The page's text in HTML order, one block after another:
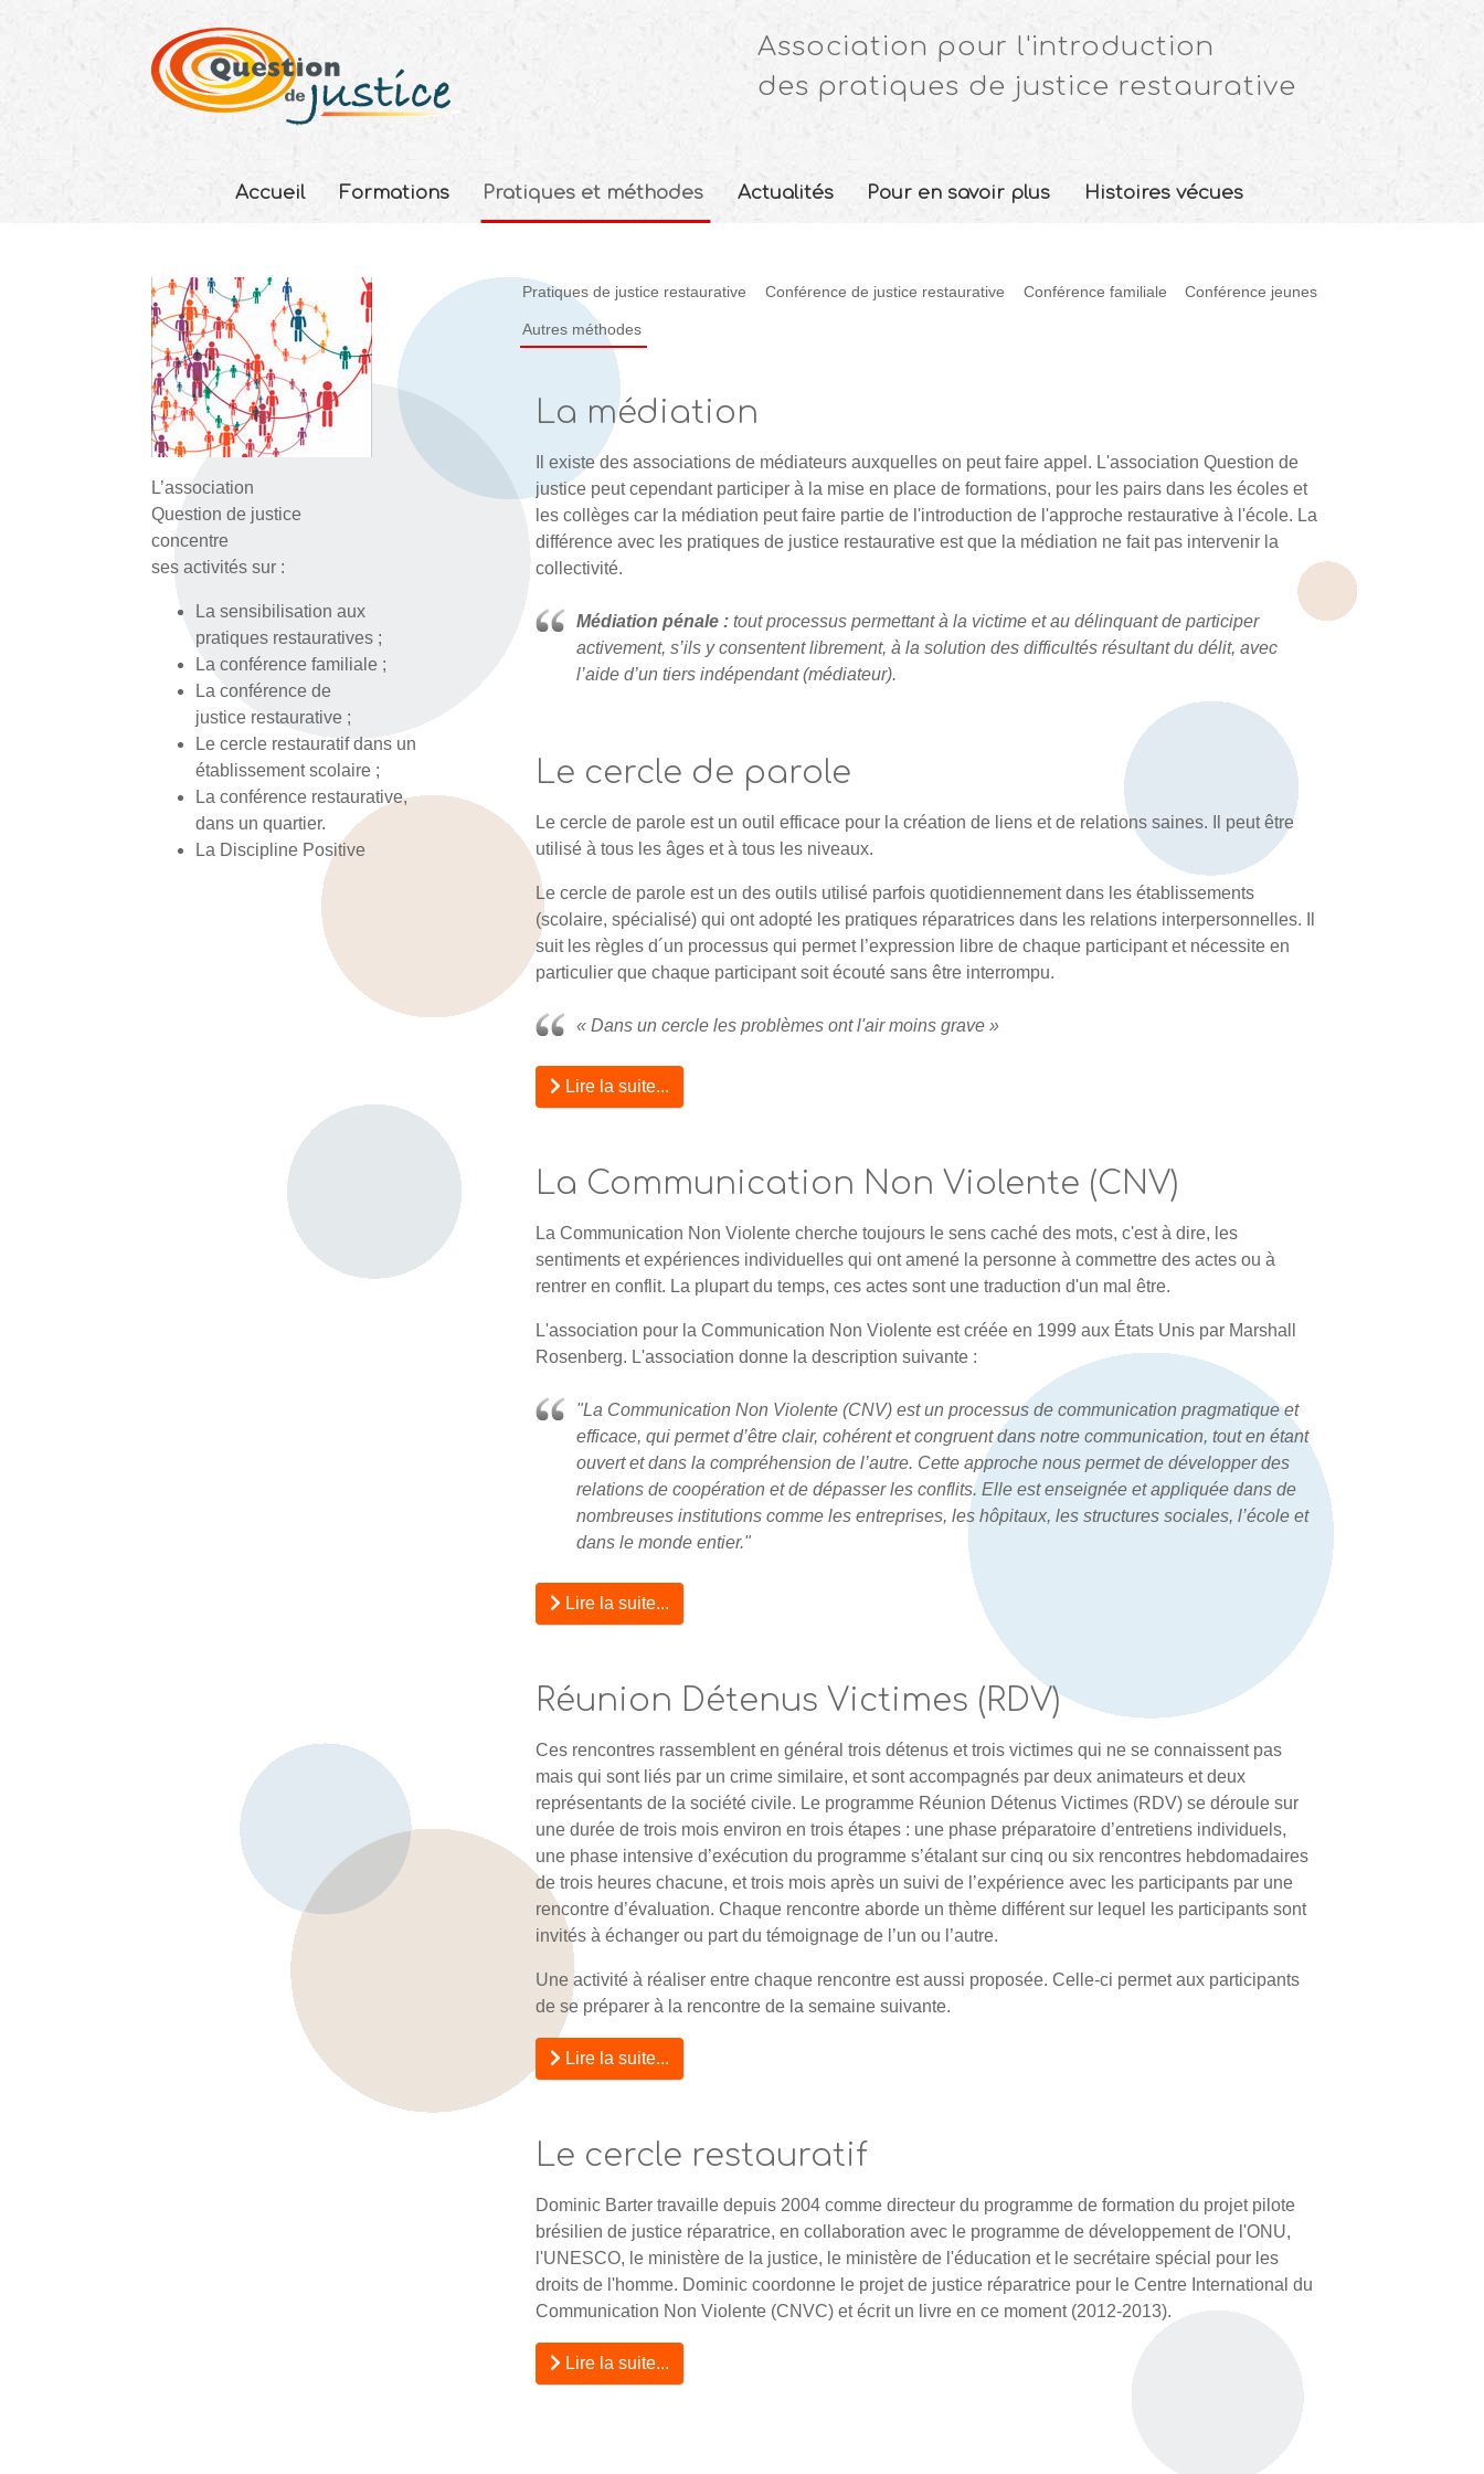
Association pour l'introduction
des pratiques de justice restaurative
Accueil Formations Pratiques et méthodes Actualités Pour en savoir plus Histoires vécues
L’association
Question de justice
concentre
ses activités sur :
La sensibilisation aux
pratiques restauratives ;
La conférence familiale ;
La conférence de
justice restaurative ;
Le cercle restauratif dans un
établissement scolaire ;
La conférence restaurative,
dans un quartier.
La Discipline Positive
Pratiques de justice restaurative Conférence de justice restaurative Conférence familiale Conférence jeunes
Autres méthodes
La médiation
Il existe des associations de médiateurs auxquelles on peut faire appel. L'association Question de
justice peut cependant participer à la mise en place de formations, pour les pairs dans les écoles et
les collèges car la médiation peut faire partie de l'introduction de l'approche restaurative à l'école. La
différence avec les pratiques de justice restaurative est que la médiation ne fait pas intervenir la
collectivité.
Médiation pénale :tout processus permettant à la victime et au délinquant de participer
activement, s’ils y consentent librement, à la solution des difficultés résultant du délit, avec
l’aide d’un tiers indépendant (médiateur).
Le cercle de parole
Le cercle de parole est un outil efficace pour la création de liens et de relations saines. Il peut être
utilisé à tous les âges et à tous les niveaux.
Le cercle de parole est un des outils utilisé parfois quotidiennement dans les établissements
(scolaire, spécialisé) qui ont adopté les pratiques réparatrices dans les relations interpersonnelles. Il
suit les règles d´un processus qui permet l’expression libre de chaque participant et nécessite en
particulier que chaque participant soit écouté sans être interrompu.
« Dans un cercle les problèmes ont l'air moins grave »
Lire la suite...
La Communication Non Violente (CNV)
La Communication Non Violente cherche toujours le sens caché des mots, c'est à dire, les
sentiments et expériences individuelles qui ont amené la personne à commettre des actes ou à
rentrer en conflit. La plupart du temps, ces actes sont une traduction d'un mal être.
L'association pour la Communication Non Violente est créée en 1999 aux États Unis par Marshall
Rosenberg. L'association donne la description suivante :
"La Communication Non Violente (CNV) est un processus de communication pragmatique et
efficace, qui permet d’être clair, cohérent et congruent dans notre communication, tout en étant
ouvert et dans la compréhension de l’autre. Cette approche nous permet de développer des
relations de coopération et de dépasser les conflits. Elle est enseignée et appliquée dans de
nombreuses institutions comme les entreprises, les hôpitaux, les structures sociales, l’école et
dans le monde entier."
Lire la suite...
Réunion Détenus Victimes (RDV)
Ces rencontres rassemblent en général trois détenus et trois victimes qui ne se connaissent pas
mais qui sont liés par un crime similaire, et sont accompagnés par deux animateurs et deux
représentants de la société civile. Le programme Réunion Détenus Victimes (RDV) se déroule sur
une durée de trois mois environ en trois étapes : une phase préparatoire d’entretiens individuels,
une phase intensive d’exécution du programme s’étalant sur cinq ou six rencontres hebdomadaires
de trois heures chacune, et trois mois après un suivi de l’expérience avec les participants par une
rencontre d’évaluation. Chaque rencontre aborde un thème différent sur lequel les participants sont
invités à échanger ou part du témoignage de l’un ou l’autre.
Une activité à réaliser entre chaque rencontre est aussi proposée. Celle-ci permet aux participants
de se préparer à la rencontre de la semaine suivante.
Lire la suite...
Le cercle restauratif
Dominic Barter travaille depuis 2004 comme directeur du programme de formation du projet pilote
brésilien de justice réparatrice, en collaboration avec le programme de développement de l'ONU,
l'UNESCO, le ministère de la justice, le ministère de l'éducation et le secrétaire spécial pour les
droits de l'homme. Dominic coordonne le projet de justice réparatrice pour le Centre International du
Communication Non Violente (CNVC) et écrit un livre en ce moment (2012-2013).
Lire la suite...